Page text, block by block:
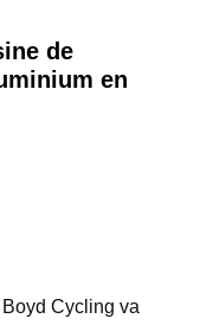
de
en
Cycling va